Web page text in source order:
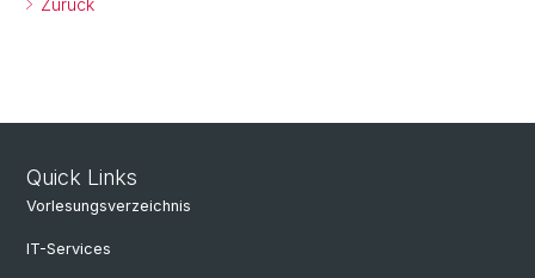
Zurück
Quick Links
Vorlesungsverzeichnis
IT-Services